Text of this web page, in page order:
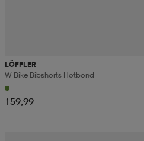
LÖFFLER
W Bike Bibshorts Hotbond
159,99